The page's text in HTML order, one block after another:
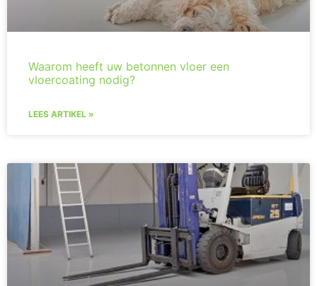
Waarom heeft uw betonnen vloer een
vloercoating nodig?
LEES ARTIKEL »